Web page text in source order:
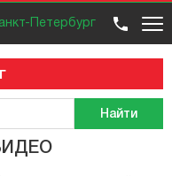
Петербург
Розничный отдел
Найти